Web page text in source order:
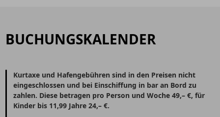
BUCHUNGSKALENDER
Kurtaxe und Hafengebühren sind in den Preisen nicht
eingeschlossen und bei Einschiffung in bar an Bord zu
zahlen. Diese betragen pro Person und Woche 49,– €, für
Kinder bis 11,99 Jahre 24,– €.